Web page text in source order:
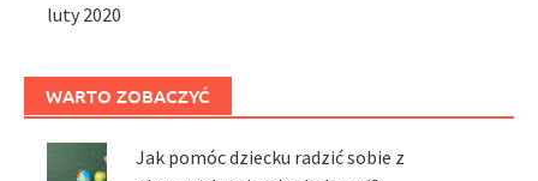
luty 2020
WARTO ZOBACZYĆ
Jak pomóc dziecku radzić sobie z